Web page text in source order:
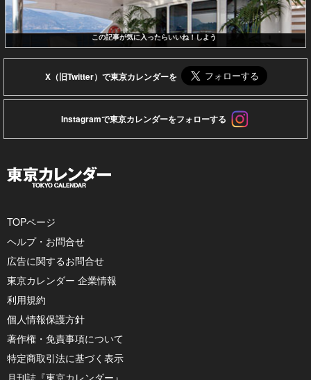
この記事が気に入ったらいいね！しよう
X（旧Twitter）で東京カレンダーを
Instagramで東京カレンダーをフォローする
TOPページ
ヘルプ・お問合せ
広告に関するお問合せ
東京カレンダー 企業情報
利用規約
個人情報保護方針
著作権・免責事項について
特定商取引法に基づく表示
月刊誌『東京カレンダー』